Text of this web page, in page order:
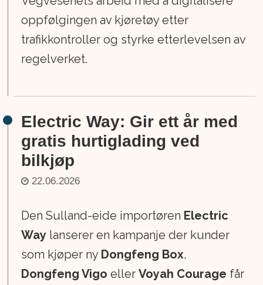
oppfølgingen av kjøretøy etter
trafikkontroller og styrke etterlevelsen av
regelverket.
Electric Way: Gir ett år med
gratis hurtiglading ved
bilkjøp
22.06.2026
Den Sulland-eide importøren Electric
Way lanserer en kampanje der kunder
som kjøper ny Dongfeng Box,
Dongfeng Vigo ellerVoyah Courage får